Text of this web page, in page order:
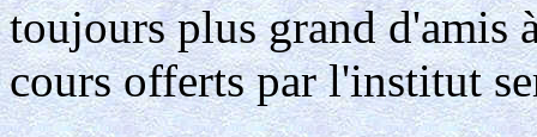
toujours plus grand d'amis
cours offerts par l'institut